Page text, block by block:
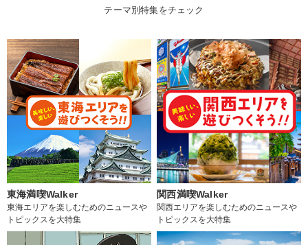
テーマ別特集をチェック
東海満喫Walker
東海エリアを楽しむためのニュースや
トピックスを大特集
関西満喫Walker
関西エリアを楽しむためのニュースや
トピックスを大特集